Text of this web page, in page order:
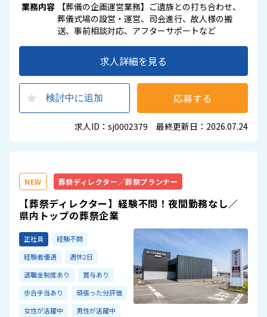
業務内容
【葬儀の企画運営業務】ご遺族との打ち合わせ、
葬儀式場の設営・運営、司会進行、故人様の搬
送、事前相談対応、アフターサポートなど
求人詳細を見る
検討中に追加 応募する
求人ID：sj0002379 最終更新日：2026.07.24
NEW 葬祭ディレクター／葬祭プランナー
【葬祭ディレクター】経験不問！夜間勤務なし／
県内トップの葬祭企業
正社員
経験不問
経験者優遇
週休2日
退職金制度あり
賞与あり
歩合手当あり
頑張った分評価
女性が活躍中
男性が活躍中